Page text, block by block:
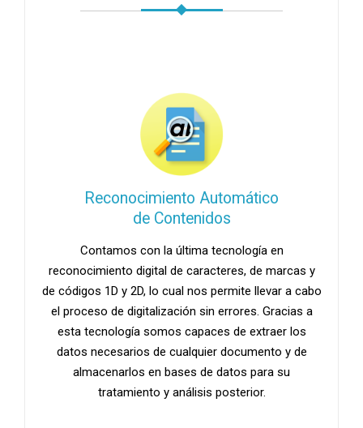
Reconocimiento Automático
de Contenidos
Contamos con la última tecnología en
reconocimiento digital de caracteres, de marcas y
de códigos 1D y 2D, lo cual nos permite llevar a cabo
el proceso de digitalización sin errores. Gracias a
esta tecnología somos capaces de extraer los
datos necesarios de cualquier documento y de
almacenarlos en bases de datos para su
tratamiento y análisis posterior.